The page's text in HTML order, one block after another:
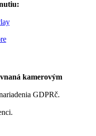
kamerovým
GDPRč.